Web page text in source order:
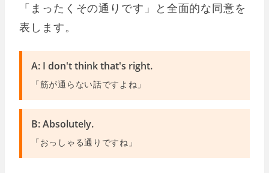
「まったくその通りです」と全面的な同意を
表します。
A: I don't think that's right.
「筋が通らない話ですよね」
B: Absolutely.
「おっしゃる通りですね」